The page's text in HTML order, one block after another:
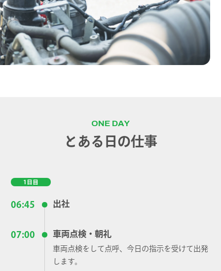
ONE DAY
とある日の仕事
1日目
06:45 出社
07:00 車両点検・朝礼
車両点検をして点呼、今日の指示を受けて出発
します。